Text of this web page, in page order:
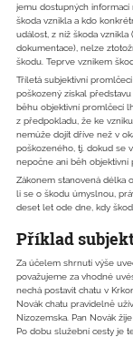
jemu dostupných informací
škoda vznikla a kdo
událost, z níž škoda
dokumentace), nelze
škodu. Teprve vznikem
Tříletá subjektivní
poškozený získal
běhu objektivní promlčecí
z předpokladu, že ke
nemůže dojít dříve než v
poškozeného, tj. dokud se
nepočne ani běh objektivní
Zákonem stanovená délka
li se o škodu úmyslnou,
deset let ode dne, kdy
Příklad
Za účelem shrnutí výše
považujeme za vhodné
nechá postavit chatu v
Novák chatu pravidelně
Nizozemska. Pan Novák
Po dobu služební cesty je